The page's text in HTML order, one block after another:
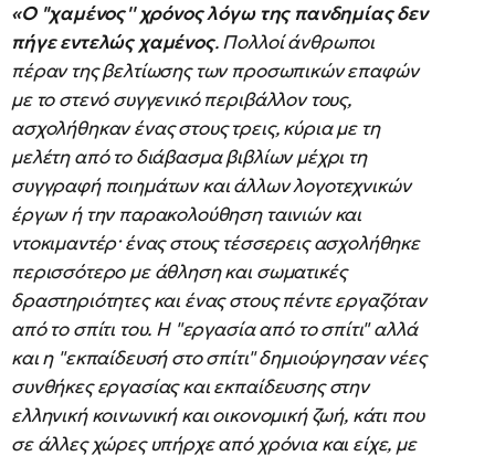
«Ο ''χαμένος'' χρόνος λόγω της πανδημίας δεν
πήγε εντελώς χαμένος. Πολλοί άνθρωποι
πέραν της βελτίωσης των προσωπικών επαφών
με το στενό συγγενικό περιβάλλον τους,
ασχολήθηκαν ένας στους τρεις, κύρια με τη
μελέτη από το διάβασμα βιβλίων μέχρι τη
συγγραφή ποιημάτων και άλλων λογοτεχνικών
έργων ή την παρακολούθηση ταινιών και
ντοκιμαντέρ· ένας στους τέσσερεις ασχολήθηκε
περισσότερο με άθληση και σωματικές
δραστηριότητες και ένας στους πέντε εργαζόταν
από το σπίτι του. Η "εργασία από το σπίτι" αλλά
και η "εκπαίδευσή στο σπίτι" δημιούργησαν νέες
συνθήκες εργασίας και εκπαίδευσης στην
ελληνική κοινωνική και οικονομική ζωή, κάτι που
σε άλλες χώρες υπήρχε από χρόνια και είχε, με